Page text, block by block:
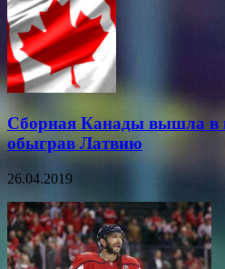
Сборная Канады вышла
обыграв Латвию
26.04.2019